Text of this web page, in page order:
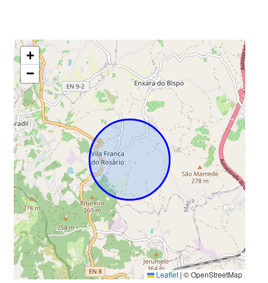
+
−
Leaflet | © OpenStreetMap